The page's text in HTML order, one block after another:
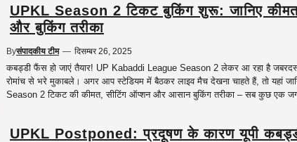
UPKL Season 2 टिकट बुकिंग शुरू: जानिए
और बुकिंग तरीका
Byसंपादकीय टीम — दिसम्बर 26, 2025
कबड्डी फैंस हो जाएं तैयार! UP Kabaddi League Season 2 लेकर आ रहा है
रोमांच से भरे मुकाबले। अगर आप स्टेडियम में बैठकर लाइव मैच देखना चाहते हैं, तो यहां
Season 2 टिकट की कीमत, सीटिंग ऑप्शन और आसान बुकिंग तरीका – सब कुछ एक
UPKL Postponed: प्रदूषण के कारण यूपी